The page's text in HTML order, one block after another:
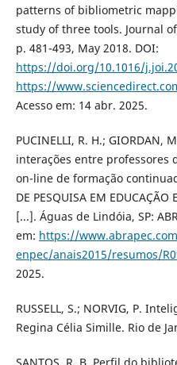
patterns of bibliometric
study of three tools. Journal
p. 481-493, May 2018. DOI:
https://doi.org/10.1016/
https://
Acesso em: 14 abr. 2025.
PUCINELLI, R. H.; GIORDAN,
interações entre professores
on-line de formação
DE PESQUISA EM
[...]. Águas de Lindóia, SP:
em: https://
enpec/anais2015/resumos/
2025.
RUSSELL, S.; NORVIG, P.
Regina Célia Simille. Rio de